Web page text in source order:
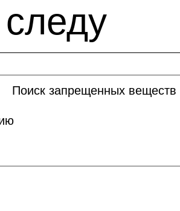
Поиск запрещенных веществ